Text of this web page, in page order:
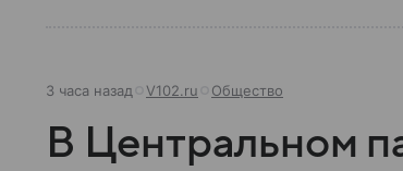
3 часа назад V102.ru Общество
В Центральном